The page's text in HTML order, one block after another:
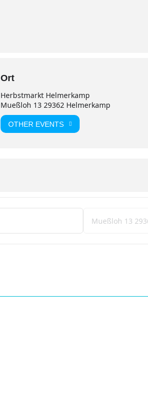
Ort
Herbstmarkt Helmerkamp
Mueßloh 13 29362 Helmerkamp
OTHER EVENTS
Destination